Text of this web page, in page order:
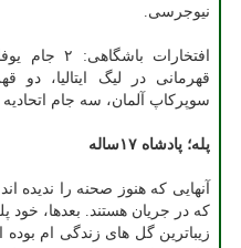
نیوجرسی.
قهرمانی در لیگ ایتالیا،
سوپرکاپ آلمان، سه جام اتحادیه
پله؛ پادشاه ۱۷ساله
آنهایی که هنوز صحنه را ندیده
که در جریان هستند. بعدها، خود
زیباترین گل های زندگی ام